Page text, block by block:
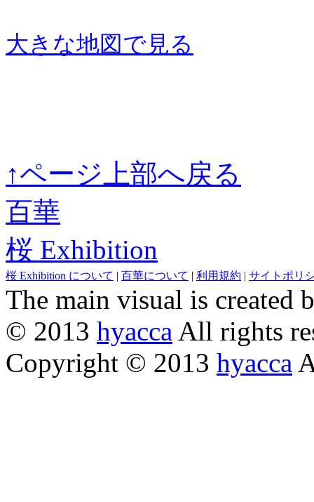
大きな地図で見る
↑ページ上部へ戻る
百華
桜 Exhibition
桜 Exhibition について | 百華について | 利用規約 | サイトポリ
The main visual is created
© 2013 hyacca All rights
Copyright © 2013 hyacca